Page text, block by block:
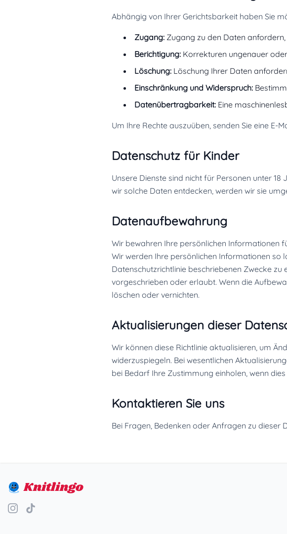
Abhängig von Ihrer Gerichtsbarkeit haben Sie
Zugang:Zugang zu den Daten anfordern,
Berichtigung:Korrekturen ungenauer
Löschung:Löschung Ihrer Daten
Einschränkung und Widerspruch:
Datenübertragbarkeit:Eine
Um Ihre Rechte auszuüben, senden Sie eine E-
Datenschutz für Kinder
Unsere Dienste sind nicht für Personen unter
wir solche Daten entdecken, werden wir sie
Datenaufbewahrung
Wir bewahren Ihre persönlichen Informationen
Wir werden Ihre persönlichen Informationen so
Datenschutzrichtlinie beschriebenen Zwecke
vorgeschrieben oder erlaubt. Wenn die
löschen oder vernichten.
Aktualisierungen dieser
Wir können diese Richtlinie aktualisieren, um
widerzuspiegeln. Bei wesentlichen
bei Bedarf Ihre Zustimmung einholen, wenn
Kontaktieren Sie uns
Bei Fragen, Bedenken oder Anfragen zu dieser
Knitlingo